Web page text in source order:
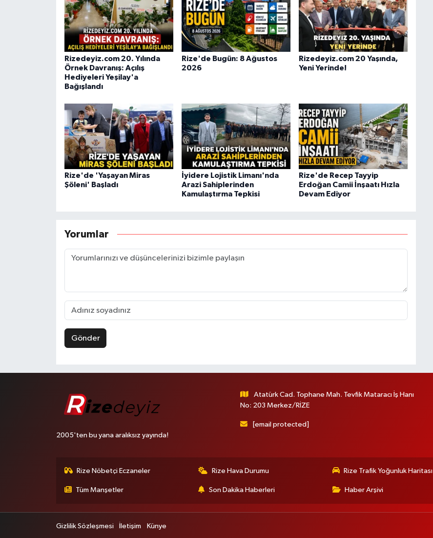
Rizedeyiz.com 20. Yılında
Örnek Davranış: Açılış
Hediyeleri Yeşilay'a
Bağışlandı
Rize'de Bugün: 8 Ağustos
2026
Rizedeyiz.com 20 Yaşında,
Yeni Yerinde!
Rize'de 'Yaşayan Miras
Şöleni' Başladı
İyidere Lojistik Limanı'nda
Arazi Sahiplerinden
Kamulaştırma Tepkisi
Rize'de Recep Tayyip
Erdoğan Camii İnşaatı Hızla
Devam Ediyor
Yorumlar
Gönder
2005'ten bu yana aralıksız yayında!
Atatürk Cad. Tophane Mah. Tevfik Mataracı İş Hanı
No: 203 Merkez/RİZE
[email protected]
Rize Nöbetçi Eczaneler Rize Hava Durumu Rize Trafik Yoğunluk Haritası
Tüm Manşetler Son Dakika Haberleri Haber Arşivi
Gizlilik Sözleşmesi İletişim Künye